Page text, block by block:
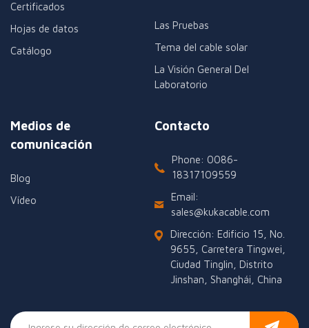
Certificados
Hojas de datos
Catálogo
Las Pruebas
Tema del cable solar
La Visión General Del
Laboratorio
Medios de
comunicación
Blog
Vídeo
Contacto
Phone: 0086-
18317109559
Email:
sales@kukacable.com
Dirección: Edificio 15, No.
9655, Carretera Tingwei,
Ciudad Tinglin, Distrito
Jinshan, Shanghái, China